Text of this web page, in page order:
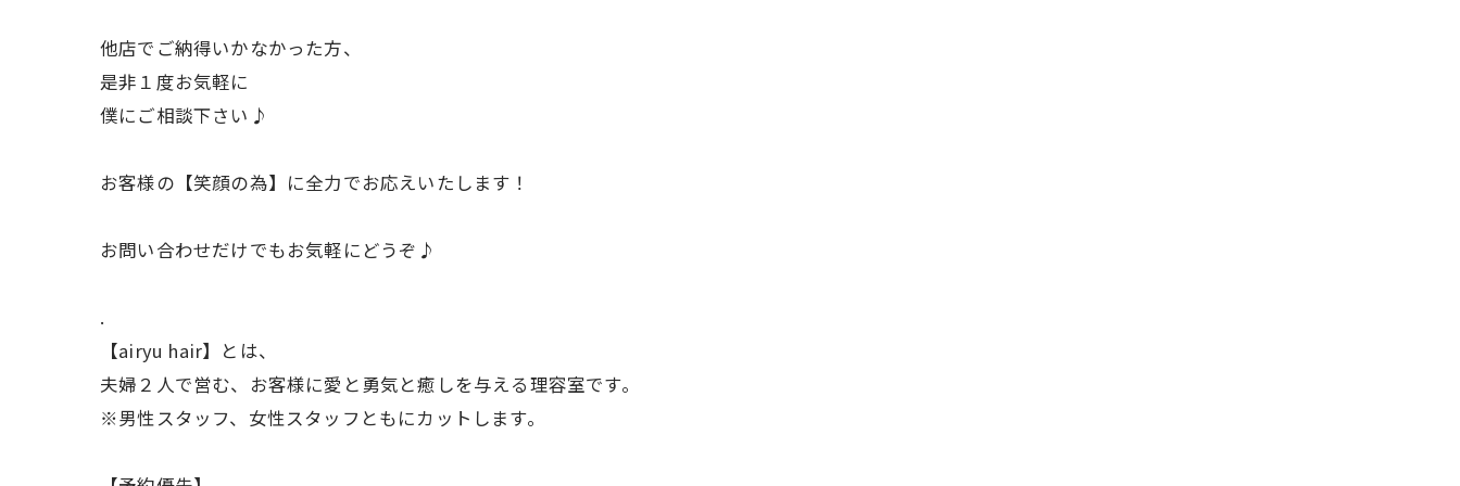
他店でご納得いかなかった方、
是非１度お気軽に
僕にご相談下さい♪
お客様の【笑顔の為】に全力でお応えいたします！
お問い合わせだけでもお気軽にどうぞ♪
.
【airyu hair】とは、
夫婦２人で営む、お客様に愛と勇気と癒しを与える理容室です。
※男性スタッフ、女性スタッフともにカットします。